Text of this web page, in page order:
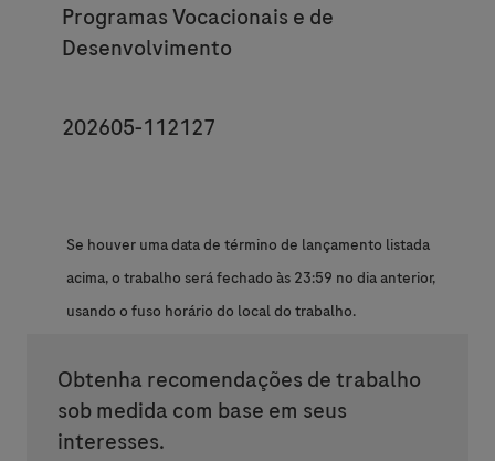
Category
Programas Vocacionais e de
Desenvolvimento
JobId
202605-112127
Se houver uma data de término de lançamento listada
acima, o trabalho será fechado às 23:59 no dia anterior,
usando o fuso horário do local do trabalho.
Obtenha recomendações de trabalho
sob medida com base em seus
interesses.